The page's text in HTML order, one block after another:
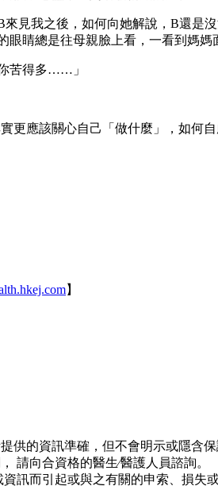
見我之後，如何向她解說，B還是
睛總是往母親臉上看，一看到媽媽
苦得多……」
更應該關心自己「做什麼」，如何
】
供的資訊準確，但不會明示或隱含
請向合資格的醫生∕醫護人員諮詢。
訊而引起或與之有關的申索、損失